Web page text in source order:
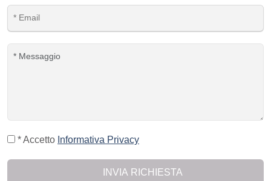
* Accetto Informativa Privacy
INVIA RICHIESTA